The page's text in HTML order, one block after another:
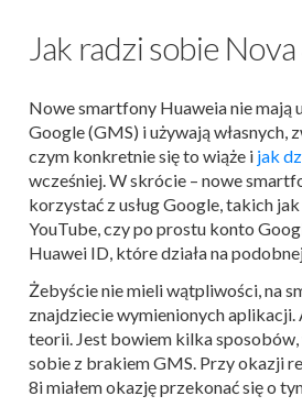
Jak radzi sobie
Nowe smartfony Huaweia nie mają
Google (GMS) i używają własnych,
czym konkretnie się to wiąże i jak
wcześniej. W skrócie – nowe
korzystać z usług Google, takich
YouTube, czy po prostu konto
Huawei ID, które działa na
Żebyście nie mieli wątpliwości, na
znajdziecie wymienionych aplikacji.
teorii. Jest bowiem kilka
sobie z brakiem GMS. Przy okazji
8i miałem okazję przekonać się o